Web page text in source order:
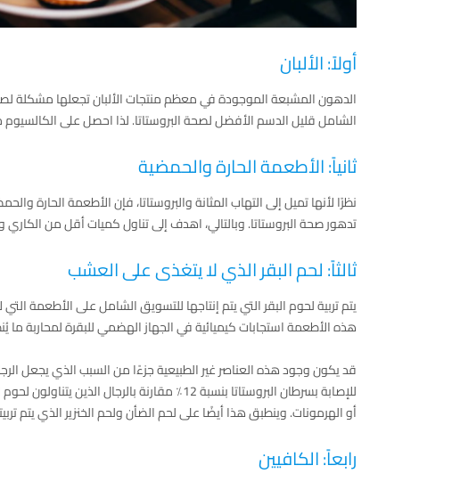
أولاً: الألبان
الدهون المشبعة الموجودة في معظم منتجات الألبان تجعلها مشكلة
الشامل قليل الدسم الأفضل لصحة البروستاتا. لذا احصل على
ثانياً: الأطعمة الحارة والحمضية
نظرًا لأنها تميل إلى التهاب المثانة والبروستاتا، فإن الأطعمة الحارة
تدهور صحة البروستاتا. وبالتالي، اهدف إلى تناول كميات أقل من الكاري
ثالثاً: لحم البقر الذي لا يتغذى على العشب
يتم تربية لحوم البقر التي يتم إنتاجها للتسويق الشامل على الأطعمة التي
هذه الأطعمة استجابات كيميائية في الجهاز الهضمي للبقرة لمحاربة ما
قد يكون وجود هذه العناصر غير الطبيعية جزءًا من السبب الذي يجعل
للإصابة بسرطان البروستاتا بنسبة 12٪ مقارنة
أو الهرمونات. وينطبق هذا أيضًا على لحم الضأن ولحم الخنزير الذي يتم
رابعاً: الكافيين